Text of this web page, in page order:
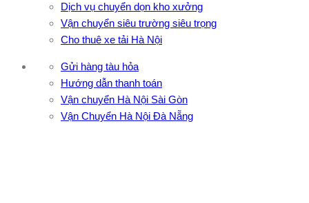
Dịch vụ chuyển dọn kho xưởng
Vận chuyển siêu trường siêu trọng
Cho thuê xe tải Hà Nội
Gửi hàng tàu hỏa
Hướng dẫn thanh toán
Vận chuyển Hà Nội Sài Gòn
Vận Chuyển Hà Nội Đà Nẵng